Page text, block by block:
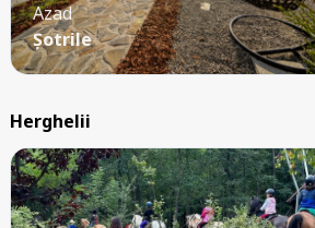
Azad
Șotrile
Herghelii